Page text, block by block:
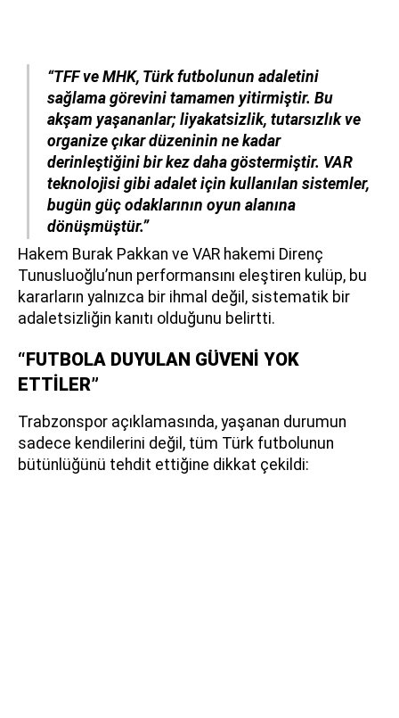
“TFF ve MHK, Türk futbolunun adaletini
sağlama görevini tamamen yitirmiştir. Bu
akşam yaşananlar; liyakatsizlik, tutarsızlık ve
organize çıkar düzeninin ne kadar
derinleştiğini bir kez daha göstermiştir. VAR
teknolojisi gibi adalet için kullanılan sistemler,
bugün güç odaklarının oyun alanına
dönüşmüştür.”
Hakem Burak Pakkan ve VAR hakemi Direnç
Tunusluoğlu’nun performansını eleştiren kulüp, bu
kararların yalnızca bir ihmal değil, sistematik bir
adaletsizliğin kanıtı olduğunu belirtti.
“FUTBOLA DUYULAN GÜVENİ YOK
ETTİLER”
Trabzonspor açıklamasında, yaşanan durumun
sadece kendilerini değil, tüm Türk futbolunun
bütünlüğünü tehdit ettiğine dikkat çekildi: